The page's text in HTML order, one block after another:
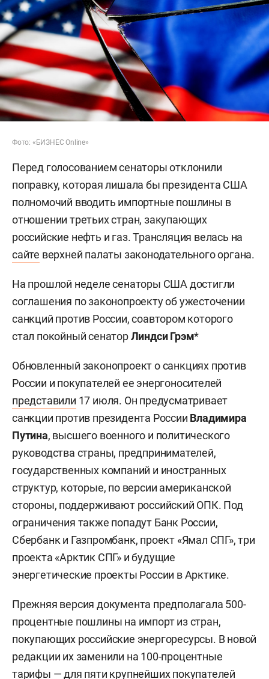
Фото: «БИЗНЕС Online»
Перед голосованием сенаторы отклонили
поправку, которая лишала бы президента США
полномочий вводить импортные пошлины в
отношении третьих стран, закупающих
российские нефть и газ. Трансляция велась на
сайте верхней палаты законодательного органа.
На прошлой неделе сенаторы США достигли
соглашения по законопроекту об ужесточении
санкций против России, соавтором которого
стал покойный сенаторЛиндси Грэм*
Обновленный законопроект о санкциях против
России и покупателей ее энергоносителей
представили 17 июля. Он предусматривает
санкции против президента России Владимира
Путина, высшего военного и политического
руководства страны, предпринимателей,
государственных компаний и иностранных
структур, которые, по версии американской
стороны, поддерживают российский ОПК. Под
ограничения также попадут Банк России,
Сбербанк и Газпромбанк, проект «Ямал СПГ», три
проекта «Арктик СПГ» и будущие
энергетические проекты России в Арктике.
Прежняя версия документа предполагала 500-
процентные пошлины на импорт из стран,
покупающих российские энергоресурсы. В новой
редакции их заменили на 100-процентные
тарифы — для пяти крупнейших покупателей